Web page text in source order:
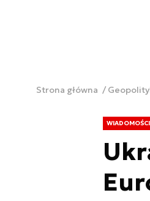
Strona główna
WIADOMOŚCI